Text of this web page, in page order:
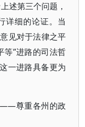
述第三个问题，
详细的论证。当
见对于法律之平
等”进路的司法哲
一进路具备更为
——尊重各州的政